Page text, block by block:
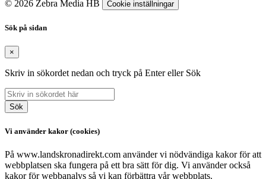
© 2026 Zebra Media HB Cookie inställningar
Sök på sidan
×
Skriv in sökordet nedan och tryck på Enter eller Sök
Sök
Vi använder kakor (cookies)
På www.landskronadirekt.com använder vi nödvändiga kakor för att
webbplatsen ska fungera på ett bra sätt för dig. Vi använder också
kakor för webbanalys så vi kan förbättra vår webbplats.